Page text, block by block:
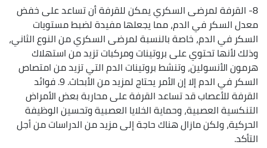
8- القرفة لمرضى السكري يمكن للقرفة أن تساعد على خفض
معدل السكر في الدم، مما يجعلها مفيدة لضبط مستويات
السكر في الدم، خاصة بالنسبة لمرضى السكري من النوع الثاني،
وذلك لأنها تحتوي على بروتينات ومركبات تزيد من استهلاك
هرمون الأنسولين، وتنشط بروتينات الدم التي تزيد من امتصاص
السكر في الدم إلا إن الأمر يحتاج لمزيد من الأبحاث. 9. فوائد
القرفة للأعصاب قد تساعد القرفة على محاربة بعض الأمراض
التنكسية العصبية، وحماية الخلايا العصبية وتحسين الوظيفة
الحركية، ولكن مازال هناك حاجة إلى مزيد من الدراسات من أجل
التأكد.